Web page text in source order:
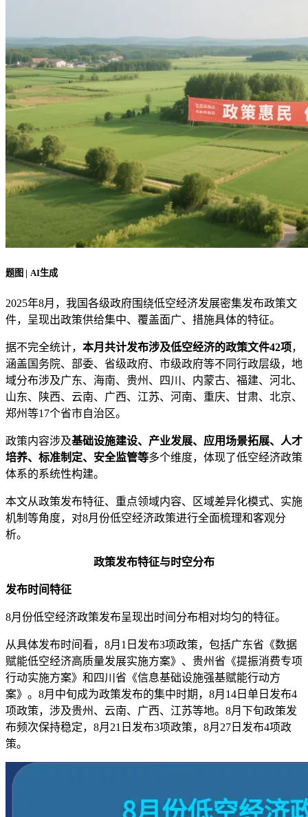
题图 | AI生成
2025年8月，我国各级政府围绕低空经济发展密集发布政策文
件，呈现出政策供给集中、覆盖面广、措施具体的特征。
据不完全统计， 本月共计发布涉及低空经济的政策文件42项，
涵盖国务院、部委、省级政府、市级政府等不同行政层级，地
域分布涉及广东、海南、贵州、四川、内蒙古、福建、河北、
山东、陕西、云南、广西、江苏、河南、重庆、甘肃、北京、
郑州等17个省市自治区。
政策内容涉及基础设施建设、产业发展、应用场景拓展、人才
培养、标准制定、安全监管等多个维度，体现了低空经济政策
体系的系统性构建。
本文从政策发布特征、重点领域内容、区域差异化模式、实施
机制等角度，对8月份低空经济政策进行全面梳理和客观分
析。
政策发布特征与时空分布
发布时间特征
8月份低空经济政策发布呈现出时间分布相对均匀的特征。
从具体发布时间看，8月1日发布3项政策，包括广东省《数据
赋能低空经济高质量发展实施方案》、贵州省《提振消费专项
行动实施方案》和四川省《信息基础设施强基赋能行动方
案》。8月中旬成为政策发布的集中时期，8月14日单日发布4
项政策，涉及贵州、云南、广西、江苏等地。8月下旬政策发
布频次保持稳定，8月21日发布3项政策，8月27日发布4项政
策。